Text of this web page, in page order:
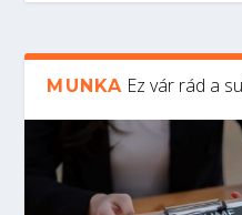
MUNKA Ez vár rád a